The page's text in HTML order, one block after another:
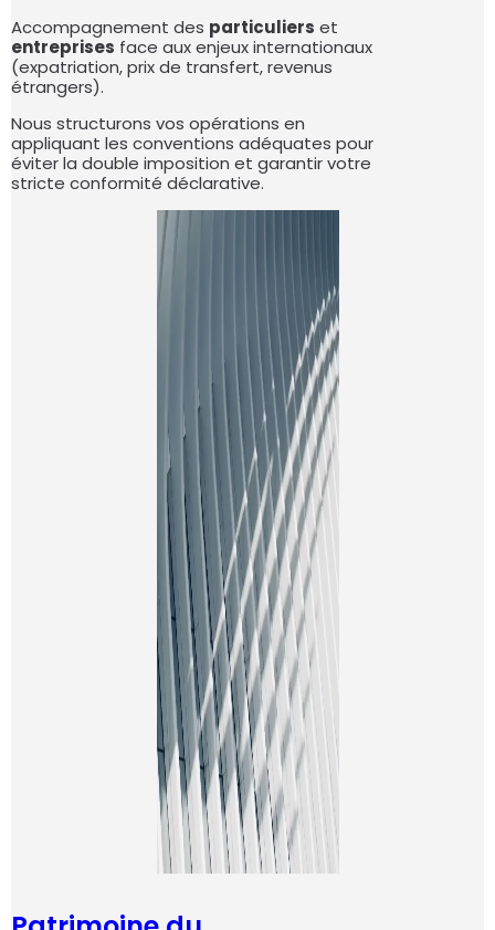
Accompagnement des particuliers et
entreprises face aux enjeux internationaux
(expatriation, prix de transfert, revenus
étrangers).
Nous structurons vos opérations en
appliquant les conventions adéquates pour
éviter la double imposition et garantir votre
stricte conformité déclarative.